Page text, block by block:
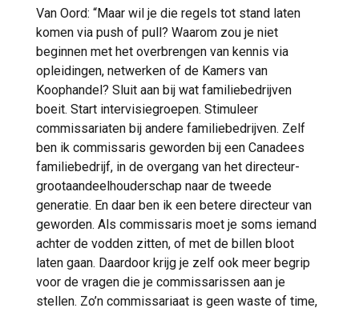
Van Oord: “Maar wil je die regels tot stand laten
komen via push of pull? Waarom zou je niet
beginnen met het overbrengen van kennis via
opleidingen, netwerken of de Kamers van
Koophandel? Sluit aan bij wat familiebedrijven
boeit. Start intervisiegroepen. Stimuleer
commissariaten bij andere familiebedrijven. Zelf
ben ik commissaris geworden bij een Canadees
familiebedrijf, in de overgang van het directeur-
grootaandeelhouderschap naar de tweede
generatie. En daar ben ik een betere directeur van
geworden. Als commissaris moet je soms iemand
achter de vodden zitten, of met de billen bloot
laten gaan. Daardoor krijg je zelf ook meer begrip
voor de vragen die je commissarissen aan je
stellen. Zo’n commissariaat is geen waste of time,